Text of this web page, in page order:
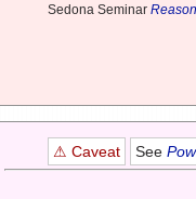
Sedona Seminar
⚠ Caveat See